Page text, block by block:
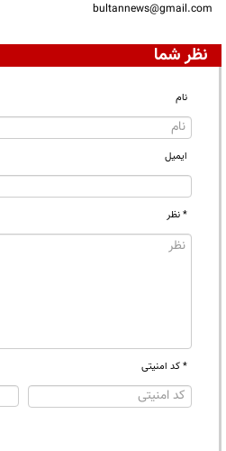
bultannews@gmail.com
نظر شما
نام
ایمیل
* نظر
* کد امنیتی